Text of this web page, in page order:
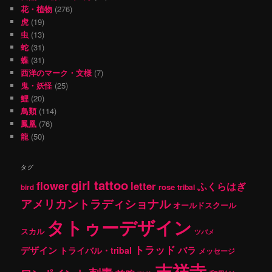
花・植物 (276)
虎 (19)
虫 (13)
蛇 (31)
蝶 (31)
西洋のマーク・文様 (7)
鬼・妖怪 (25)
鯉 (20)
鳥類(114)
鳳凰 (76)
龍 (50)
タグ
bird flowergirl tattoo letter rose tribal ふくらはぎ
アメリカントラディショナル オールドスクール
スカル タトゥーデザイン ツバメ
デザイン トライバル・tribal トラッド バラ メッセージ